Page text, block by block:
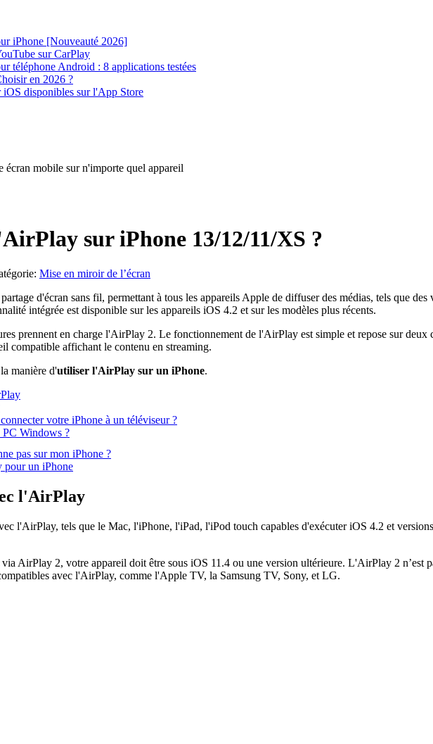
iPhone [Nouveauté 2026]
sur CarPlay
téléphone Android : 8 applications testées
en 2026 ?
disponibles sur l'App Store
mobile sur n'importe quel appareil
sur iPhone 13/12/11/XS ?
Mise en miroir de l’écran
d'écran sans fil, permettant à tous les appareils Apple de diffuser des médias, tels que
intégrée est disponible sur les appareils iOS 4.2 et sur les modèles plus récents.
prennent en charge l'AirPlay 2. Le fonctionnement de l'AirPlay est simple et repose sur
compatible affichant le contenu en streaming.
manière d'utiliser l'AirPlay sur un iPhone.
votre iPhone à un téléviseur ?
Windows ?
pas sur mon iPhone ?
un iPhone
l'AirPlay
l'AirPlay, tels que le Mac, l'iPhone, l'iPad, l'iPod touch capables d'exécuter iOS 4.2 et
AirPlay 2, votre appareil doit être sous iOS 11.4 ou une version ultérieure. L'AirPlay 2 n’est
avec l'AirPlay, comme l'Apple TV, la Samsung TV, Sony, et LG.